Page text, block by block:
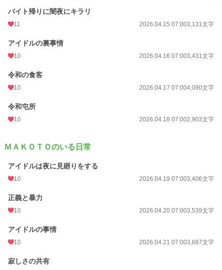
文字数
2026.05.09 07:00
初回公開日時
初回完結日時
週間ポイント
月間ポイント
累計ポイント 6,881 pt (112,377 位)
バイト帰りに闇夜にキラリ
11 2026.04.15 07:003,131文字
アイドルの裏事情
10 2026.04.16 07:003,431文字
令和の食客
10 2026.04.17 07:004,090文字
令和屯所
10 2026.04.18 07:002,903文字
ＭＡＫＯＴＯのいる日常
アイドルは夜に見廻りをする
10 2026.04.19 07:003,406文字
正義と暴力
10 2026.04.20 07:003,539文字
アイドルの事情
10 2026.04.21 07:003,667文字
寂しさの共有